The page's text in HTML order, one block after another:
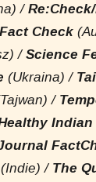
/
Check
/Science
(Ukraina) /
/
Indian
(Indie) / The